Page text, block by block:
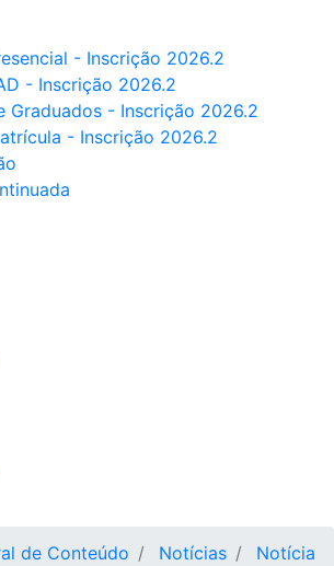
- Inscrição 2026.2
- Inscrição 2026.2
Graduados - Inscrição 2026.2
- Inscrição 2026.2
de Conteúdo Notícias Notícia